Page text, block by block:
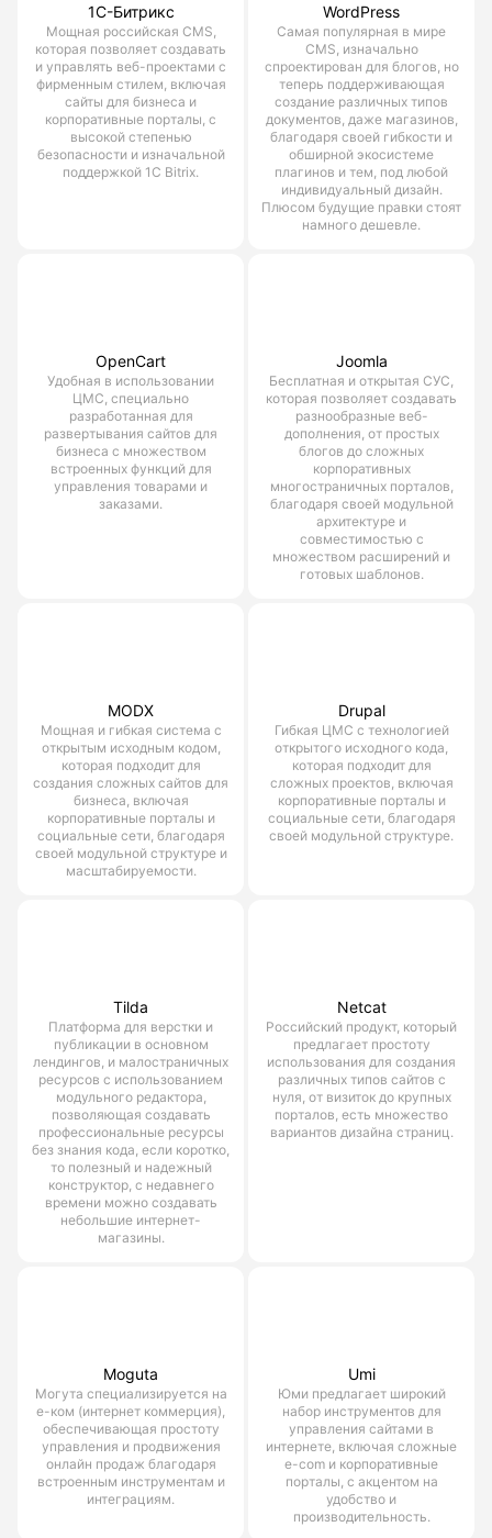
1С-Битрикс
Мощная российская CMS,
которая позволяет создавать
и управлять веб-проектами с
фирменным стилем, включая
сайты для бизнеса и
корпоративные порталы, с
высокой степенью
безопасности и изначальной
поддержкой 1С Bitrix.
WordPress
Самая популярная в мире
CMS, изначально
спроектирован для блогов, но
теперь поддерживающая
создание различных типов
документов, даже магазинов,
благодаря своей гибкости и
обширной экосистеме
плагинов и тем, под любой
индивидуальный дизайн.
Плюсом будущие правки стоят
намного дешевле.
OpenCart
Удобная в использовании
ЦМС, специально
разработанная для
развертывания сайтов для
бизнеса с множеством
встроенных функций для
управления товарами и
заказами.
Joomla
Бесплатная и открытая СУС,
которая позволяет создавать
разнообразные веб-
дополнения, от простых
блогов до сложных
корпоративных
многостраничных порталов,
благодаря своей модульной
архитектуре и
совместимостью с
множеством расширений и
готовых шаблонов.
MODX
Мощная и гибкая система с
открытым исходным кодом,
которая подходит для
создания сложных сайтов для
бизнеса, включая
корпоративные порталы и
социальные сети, благодаря
своей модульной структуре и
масштабируемости.
Drupal
Гибкая ЦМС с технологией
открытого исходного кода,
которая подходит для
сложных проектов, включая
корпоративные порталы и
социальные сети, благодаря
своей модульной структуре.
Tilda
Платформа для верстки и
публикации в основном
лендингов, и малостраничных
ресурсов с использованием
модульного редактора,
позволяющая создавать
профессиональные ресурсы
без знания кода, если коротко,
то полезный и надежный
конструктор, с недавнего
времени можно создавать
небольшие интернет-
магазины.
Netcat
Российский продукт, который
предлагает простоту
использования для создания
различных типов сайтов с
нуля, от визиток до крупных
порталов, есть множество
вариантов дизайна страниц.
Moguta
Могута специализируется на
е-ком (интернет коммерция),
обеспечивающая простоту
управления и продвижения
онлайн продаж благодаря
встроенным инструментам и
интеграциям.
Umi
Юми предлагает широкий
набор инструментов для
управления сайтами в
интернете, включая сложные
e-com и корпоративные
порталы, с акцентом на
удобство и
производительность.